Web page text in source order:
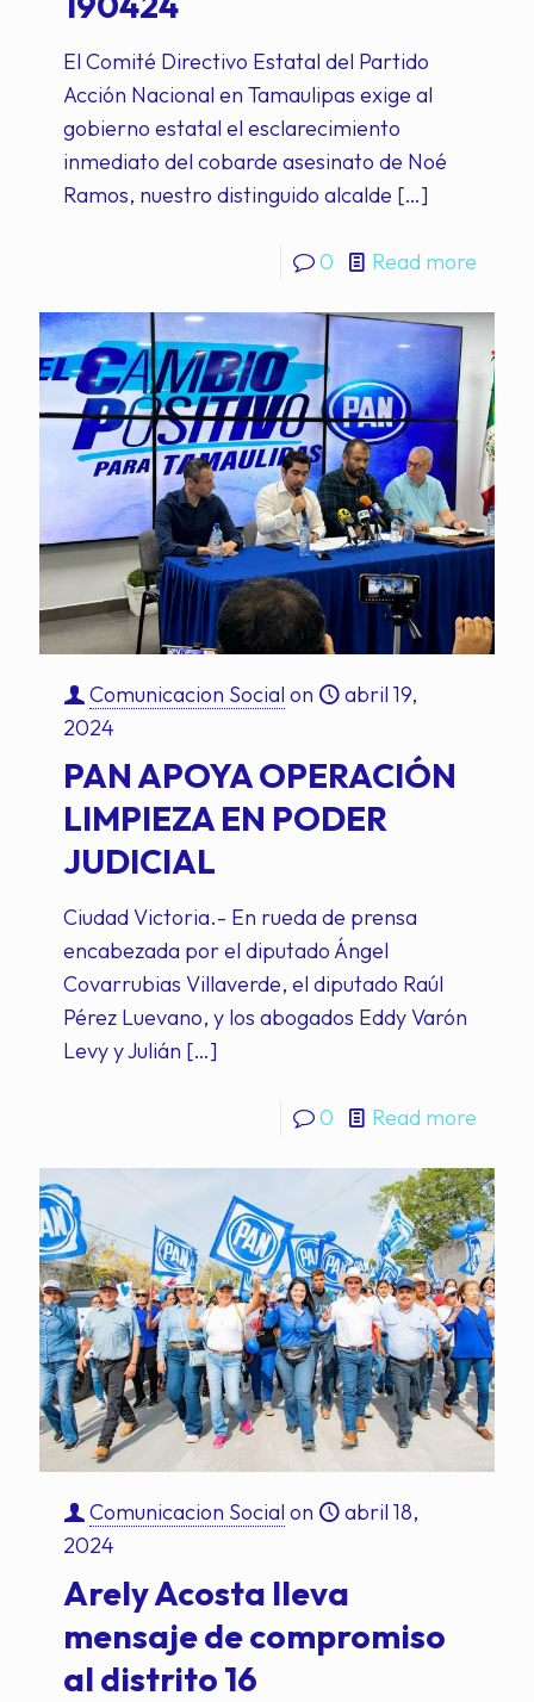
El Comité Directivo Estatal del Partido
Acción Nacional en Tamaulipas exige al
gobierno estatal el esclarecimiento
inmediato del cobarde asesinato de Noé
Ramos, nuestro distinguido alcalde […]
0 Read more
Comunicacion Social on
abril 19,
2024
PAN APOYA OPERACIÓN
LIMPIEZA EN PODER
JUDICIAL
Ciudad Victoria.- En rueda de prensa
encabezada por el diputado Ángel
Covarrubias Villaverde, el diputado Raúl
Pérez Luevano, y los abogados Eddy Varón
Levy y Julián […]
0 Read more
Comunicacion Social on
abril 18,
2024
Arely Acosta lleva
mensaje de compromiso
al distrito 16